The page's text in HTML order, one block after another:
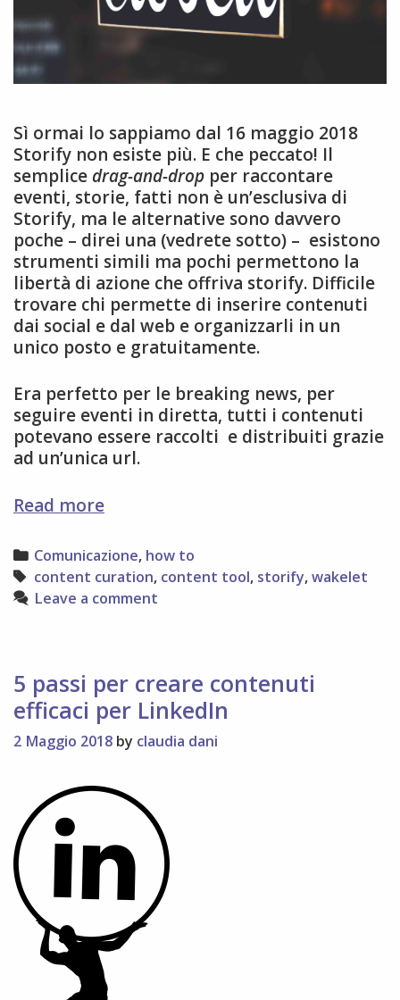
Sì ormai lo sappiamo dal 16 maggio 2018
Storify non esiste più. E che peccato! Il
semplice drag-and-drop per raccontare
eventi, storie, fatti non è un’esclusiva di
Storify, ma le alternative sono davvero
poche – direi una (vedrete sotto) – esistono
strumenti simili ma pochi permettono la
libertà di azione che offriva storify. Difficile
trovare chi permette di inserire contenuti
dai social e dal web e organizzarli in un
unico posto e gratuitamente.
Era perfetto per le breaking news, per
seguire eventi in diretta, tutti i contenuti
potevano essere raccolti e distribuiti grazie
ad un’unica url.
Read moreCiao
Storify!
Benvenuto…
Categories
Comunicazione, how to
Tags
content curation, content tool, storify,wakelet
Leave a comment
5 passi per creare contenuti
efficaci per LinkedIn
2 Maggio 2018 by claudia dani